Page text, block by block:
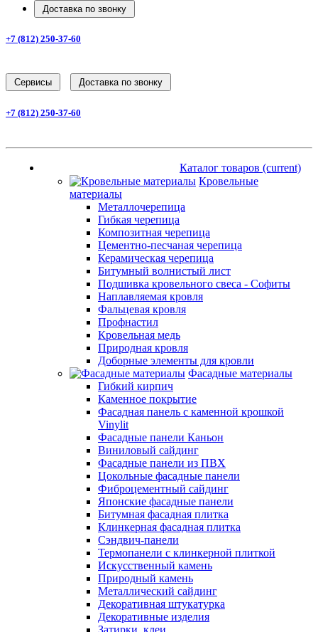
Доставка по звонку
+7 (812) 250-37-60
Cервисы Доставка по звонку
+7 (812) 250-37-60
Каталог товаров (current)
Кровельные
материалы
Металлочерепица
Гибкая черепица
Композитная черепица
Цементно-песчаная черепица
Керамическая черепица
Битумный волнистый лист
Подшивка кровельного свеса - Софиты
Наплавляемая кровля
Фальцевая кровля
Профнастил
Кровельная медь
Природная кровля
Доборные элементы для кровли
Фасадные материалы
Гибкий кирпич
Каменное покрытие
Фасадная панель с каменной крошкой
Vinylit
Фасадные панели Каньон
Виниловый сайдинг
Фасадные панели из ПВХ
Цокольные фасадные панели
Фиброцементный сайдинг
Японские фасадные панели
Битумная фасадная плитка
Клинкерная фасадная плитка
Сэндвич-панели
Термопанели с клинкерной плиткой
Искусственный камень
Природный камень
Металлический сайдинг
Декоративная штукатурка
Декоративные изделия
Затирки, клеи